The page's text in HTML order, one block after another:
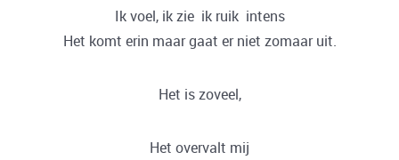
Ik voel, ik zie ik ruik intens
Het komt erin maar gaat er niet zomaar uit.
Het is zoveel,
Het overvalt mij